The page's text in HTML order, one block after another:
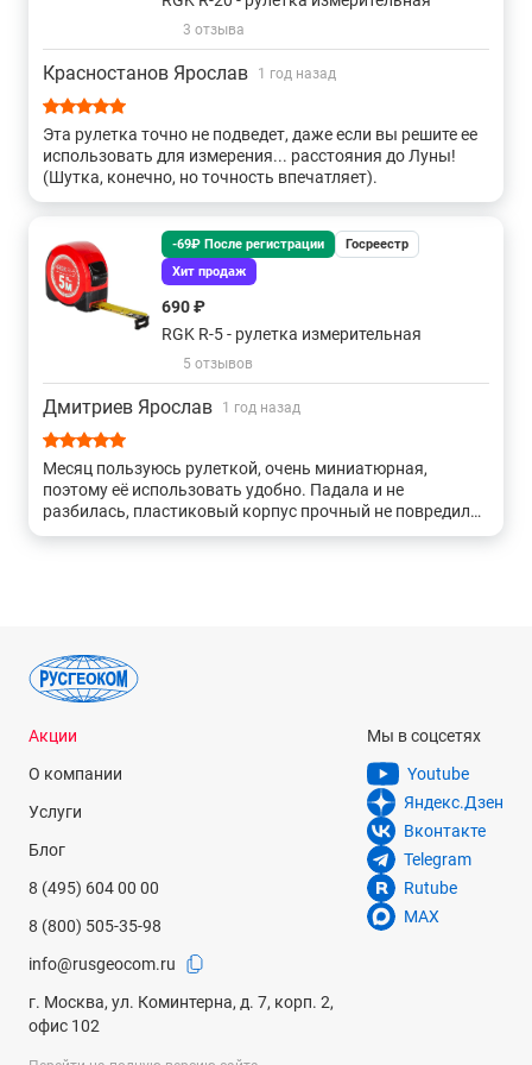
3 отзыва
Красностанов Ярослав 1 год назад
Эта рулетка точно не подведет, даже если вы решите ее
использовать для измерения... расстояния до Луны!
(Шутка, конечно, но точность впечатляет).
-69₽ После регистрации
Госреестр
Хит продаж
690 ₽
RGK R-5 - рулетка измерительная
5 отзывов
Дмитриев Ярослав 1 год назад
Месяц пользуюсь рулеткой, очень миниатюрная,
поэтому её использовать удобно. Падала и не
разбилась, пластиковый корпус прочный не повредил
его при таком ударе. На измерительной ленте все чётко
Акции
О компании
Услуги
Блог
8 (495) 604 00 00
8 (800) 505-35-98
info@rusgeocom.ru
г. Москва, ул. Коминтерна, д. 7, корп. 2,
офис 102
Мы в соцсетях
Youtube
Яндекс.Дзен
Вконтакте
Telegram
Rutube
MAX